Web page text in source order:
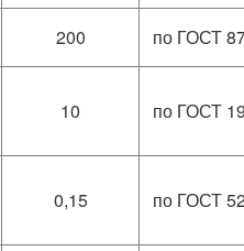
200 по ГОСТ
10 по ГОСТ
0,15 по ГОСТ